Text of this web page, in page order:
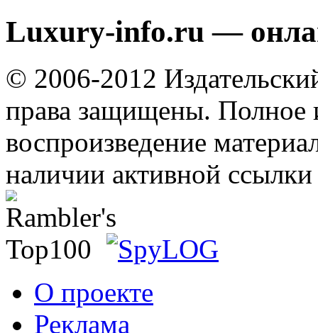
Luxury-info.ru —
© 2006-2012
права защищены. Полное
воспроизведение
наличии активной ссылки
О проекте
Реклама